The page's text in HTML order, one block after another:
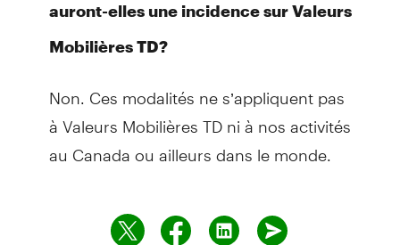
auront-elles une incidence sur Valeurs
Mobilières TD?
Non. Ces modalités ne s’appliquent pas
à Valeurs Mobilières TD ni à nos activités
au Canada ou ailleurs dans le monde.